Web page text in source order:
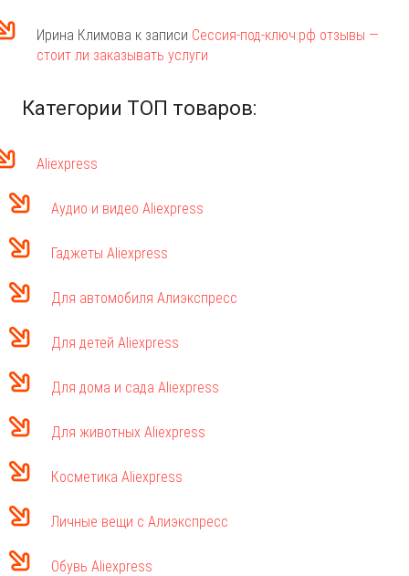
Ирина Климова к записи Сессия-под-ключ.рф отзывы —
стоит ли заказывать услуги
Категории ТОП товаров:
Aliexpress
Аудио и видео Aliexpress
Гаджеты Aliexpress
Для автомобиля Алиэкспресс
Для детей Aliexpress
Для дома и сада Aliexpress
Для животных Aliexpress
Косметика Aliexpress
Личные вещи с Алиэкспресс
Обувь Aliexpress